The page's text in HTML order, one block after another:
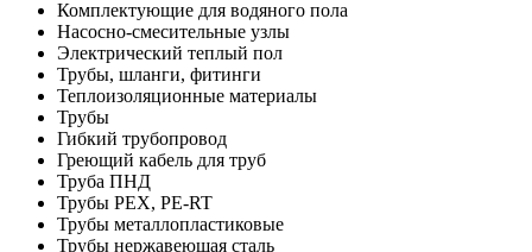
Комплектующие для водяного пола
Насосно-смесительные узлы
Электрический теплый пол
Трубы, шланги, фитинги
Теплоизоляционные материалы
Трубы
Гибкий трубопровод
Греющий кабель для труб
Труба ПНД
Трубы PEX, PE-RT
Трубы металлопластиковые
Трубы нержавеющая сталь